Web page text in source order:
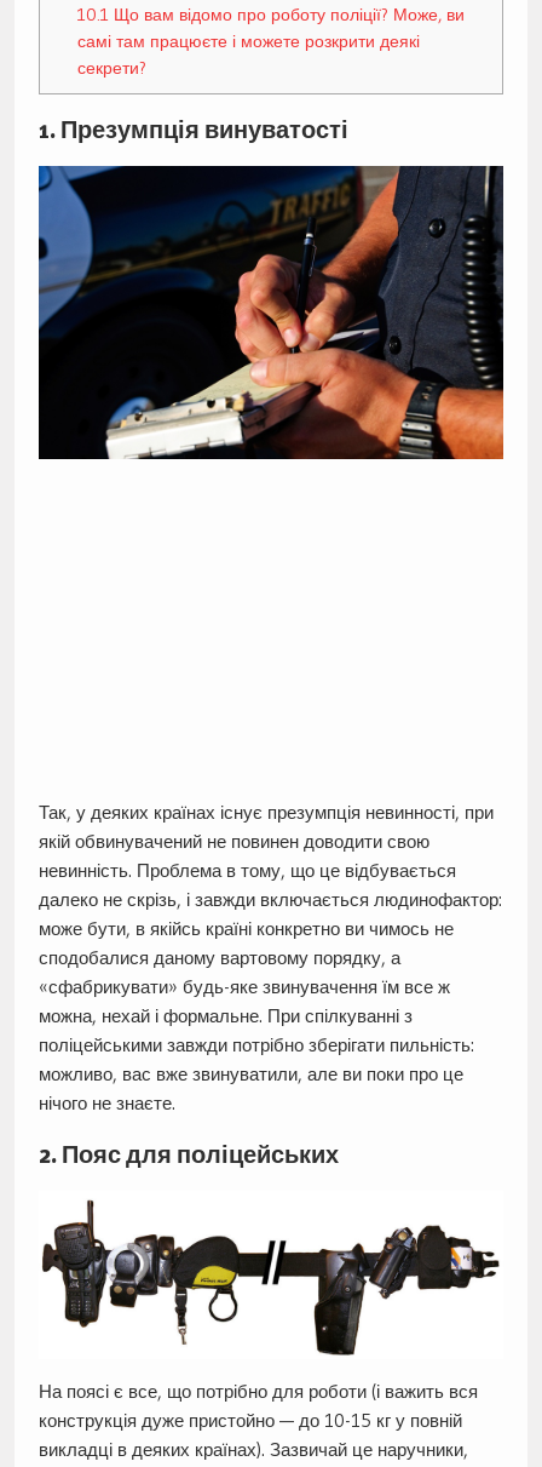
10.1 Що вам відомо про роботу поліції? Може, ви
самі там працюєте і можете розкрити деякі
секрети?
1. Презумпція винуватості
Так, у деяких країнах існує презумпція невинності, при
якій обвинувачений не повинен доводити свою
невинність. Проблема в тому, що це відбувається
далеко не скрізь, і завжди включається людинофактор:
може бути, в якійсь країні конкретно ви чимось не
сподобалися даному вартовому порядку, а
«сфабрикувати» будь-яке звинувачення їм все ж
можна, нехай і формальне. При спілкуванні з
поліцейськими завжди потрібно зберігати пильність:
можливо, вас вже звинуватили, але ви поки про це
нічого не знаєте.
2. Пояс для поліцейських
На поясі є все, що потрібно для роботи (і важить вся
конструкція дуже пристойно — до 10-15 кг у повній
викладці в деяких країнах). Зазвичай це наручники,